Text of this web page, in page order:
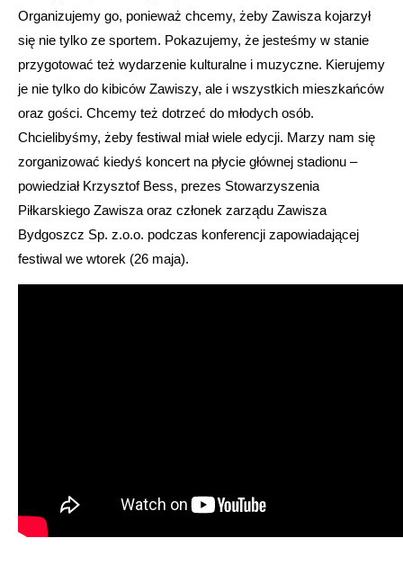
Organizujemy go, ponieważ chcemy, żeby Zawisza kojarzył
się nie tylko ze sportem. Pokazujemy, że jesteśmy w stanie
przygotować też wydarzenie kulturalne i muzyczne. Kierujemy
je nie tylko do kibiców Zawiszy, ale i wszystkich mieszkańców
oraz gości. Chcemy też dotrzeć do młodych osób.
Chcielibyśmy, żeby festiwal miał wiele edycji. Marzy nam się
zorganizować kiedyś koncert na płycie głównej stadionu –
powiedział Krzysztof Bess, prezes Stowarzyszenia
Piłkarskiego Zawisza oraz członek zarządu Zawisza
Bydgoszcz Sp. z.o.o. podczas konferencji zapowiadającej
festiwal we wtorek (26 maja).